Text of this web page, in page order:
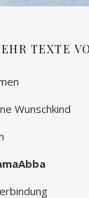
TEXTE
Wunschkind